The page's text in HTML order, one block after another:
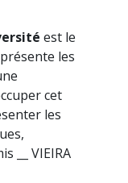
est le
les
cet
les
__ VIEIRA